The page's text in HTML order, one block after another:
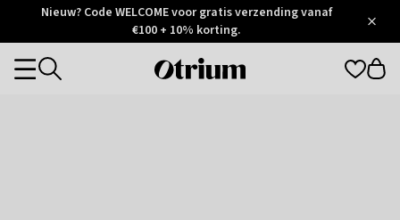
Otrium
Trustpilot
Nieuw? Code WELCOME voor gratis verzending vanaf
€100 + 10% korting.
Otrium
Categories